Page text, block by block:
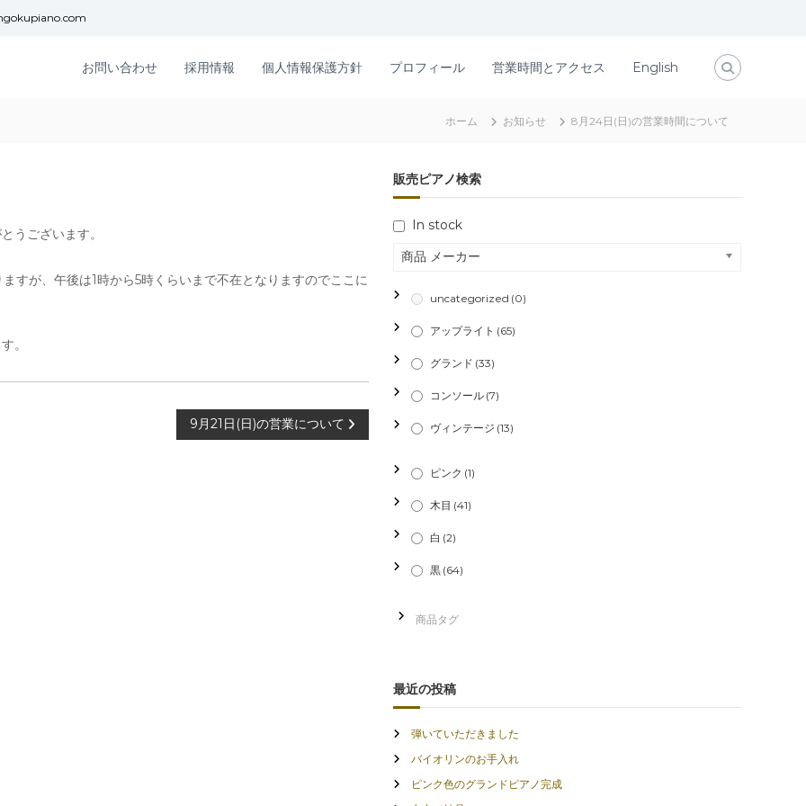
お問い合わせ 採用情報 個人情報保護方針 プロフィール 営業時間とアクセス English
ホーム お知らせ 8月24日(日)の営業時間について
うございます。
すが、午後は1時から5時くらいまで不在となりますのでここに
。
9月21日(日)の営業について
販売ピアノ検索
In stock
商品 メーカー
uncategorized (0)
アップライト (65)
グランド (33)
コンソール (7)
ヴィンテージ (13)
ピンク (1)
木目 (41)
白 (2)
黒 (64)
最近の投稿
弾いていただきました
バイオリンのお手入れ
ピンク色のグランドピアノ完成